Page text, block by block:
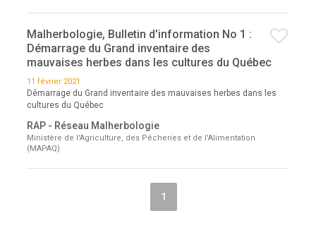
Malherbologie, Bulletin d'information No 1 :
Démarrage du Grand inventaire des
mauvaises herbes dans les cultures du Québec
11 février 2021
Démarrage du Grand inventaire des mauvaises herbes dans les
cultures du Québec
RAP - Réseau Malherbologie
Ministère de l'Agriculture, des Pêcheries et de l'Alimentation
(MAPAQ)
1